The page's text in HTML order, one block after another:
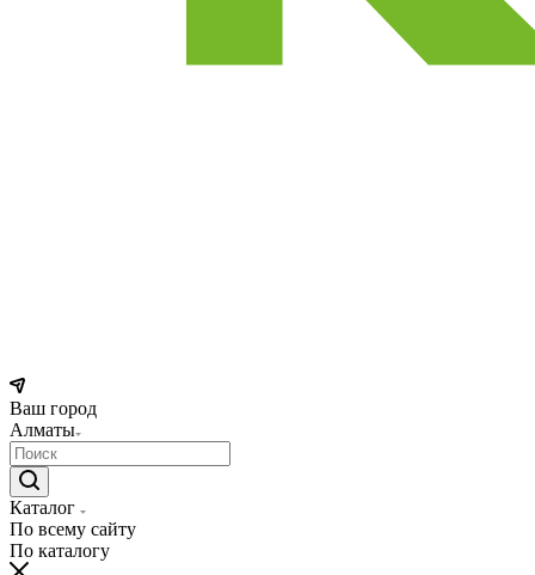
Ваш город
Алматы
Каталог
По всему сайту
По каталогу